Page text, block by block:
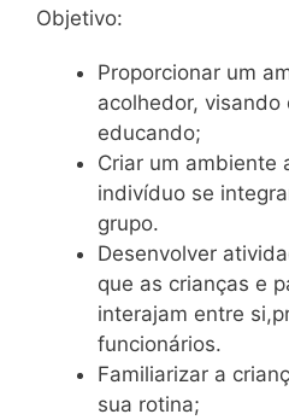
Objetivo:
Proporcionar um
acolhedor,
educando;
Criar um ambiente
indivíduo se
grupo.
Desenvolver
que as crianças e
interajam entre
funcionários.
Familiarizar a
sua rotina;